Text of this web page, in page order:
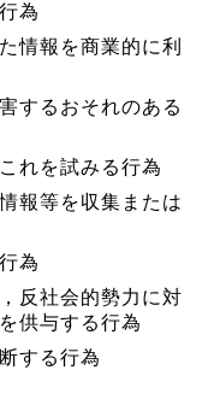
為
情報を商業的に利
するおそれのある
れを試みる行為
報等を収集または
為
反社会的勢力に対
供与する行為
する行為